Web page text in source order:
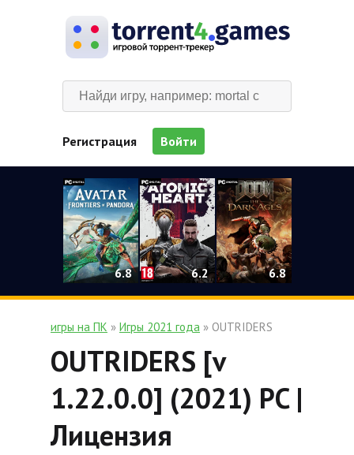
Регистрация Войти
6.8 6.2 6.8
игры на ПК » Игры 2021 года » OUTRIDERS
OUTRIDERS [v
1.22.0.0] (2021) PC |
Лицензия